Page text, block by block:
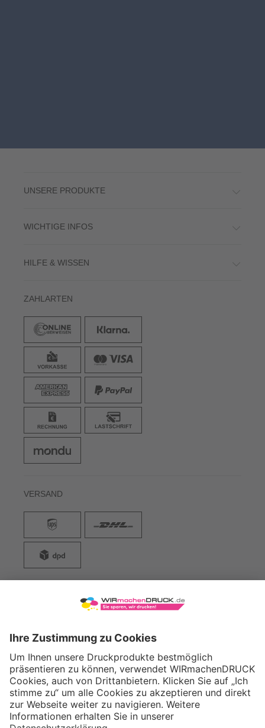
UNSERE PRODUKTE
WICHTIGE INFOS
HILFE & WISSEN
ZAHLARTEN
VERSAND
WIRmachenDRUCK GmbH
71522 Backnang
Tel.: +49 (0) 711 995 982 - 20
Fax: +49 (0) 711 995 982 - 21
SOCIAL MEDIA